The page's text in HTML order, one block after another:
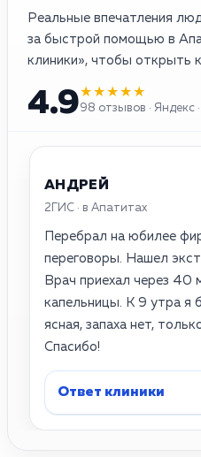
Реальные впечатления
за быстрой помощью в
клиники», чтобы открыть
4.9★★★★★
98 отзывов · Яндекс
АНДРЕЙ
2ГИС · в Апатитах
Перебрал на юбилее
переговоры. Нашел
Врач приехал через 40
капельницы. К 9 утра я
ясная, запаха нет,
Спасибо!
Ответ клиники